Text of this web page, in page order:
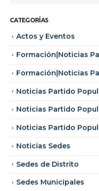
CATEGORÍAS
Actos y Eventos
Formación|Noticias
Formación|Noticias
Noticias Partido
Noticias Partido
Noticias Partido
Noticias Sedes
Sedes de Distrito
Sedes Municipales